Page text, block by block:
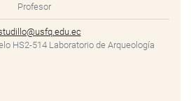
Profesor
HS2-514 Laboratorio de Arqueología